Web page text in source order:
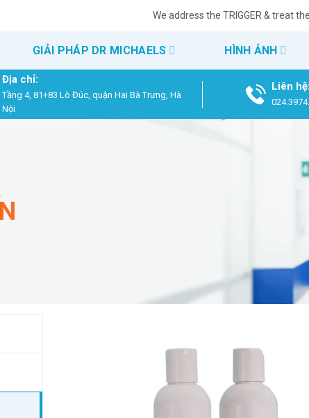
We address the TRIGGER & treat
GIẢI PHÁP DR MICHAELS HÌNH ẢNH
Địa chỉ:
Tầng 4, 81+83 Lò Đúc, quận Hai Bà Trưng, Hà
Nội
Liên hệ: